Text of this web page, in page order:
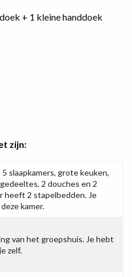
+ 1 kleine handdoek
zijn:
slaapkamers, grote keuken,
2 douches en 2
heeft 2 stapelbedden. Je
kamer.
van het groepshuis. Je hebt
zelf.